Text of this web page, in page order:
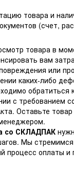
товара и
(счет,
товара в
вам
или
каких-либо
обратиться
с требованием
Оставьте
со СКЛАДПАК
Мы
процесс оплаты и